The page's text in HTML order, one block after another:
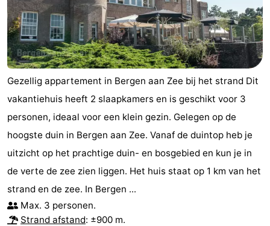
Gezellig appartement in Bergen aan Zee bij het strand Dit
vakantiehuis heeft 2 slaapkamers en is geschikt voor 3
personen, ideaal voor een klein gezin. Gelegen op de
hoogste duin in Bergen aan Zee. Vanaf de duintop heb je
uitzicht op het prachtige duin- en bosgebied en kun je in
de verte de zee zien liggen. Het huis staat op 1 km van het
strand en de zee. In Bergen ...
Max. 3 personen.
Strand afstand: ±900 m.